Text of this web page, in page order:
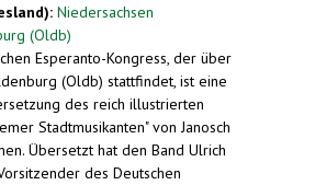
Niedersachsen
(Oldb)
Esperanto-Kongress, der über
(Oldb) stattfindet, ist eine
des reich illustrierten
Stadtmusikanten" von Janosch
Übersetzt hat den Band Ulrich
des Deutschen